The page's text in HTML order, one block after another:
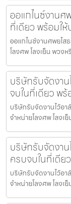
ออแกไนซ์งานศ
ที่เดียว พร้อมใ
ออแกไนซ์งานศพยโส
โลงศพ โลงเย็น พวง
บริษัทรับจัดงา
จบในที่เดียว พ
บริษัทรับจัดงานไว้อ
จำหน่ายโลงศพ โลงเ
บริษัทรับจัดงา
ครบจบในที่เดีย
บริษัทรับจัดงานไว้อ
จำหน่ายโลงศพ โลง